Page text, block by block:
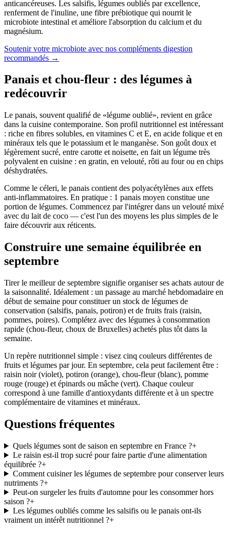
anticancéreuses. Les salsifis, légumes oubliés par excellence,
renferment de l'inuline, une fibre prébiotique qui nourrit le
microbiote intestinal et améliore l'absorption du calcium et du
magnésium.
Soutenir votre microbiote avec nos compléments digestion
recommandés →
Panais et chou-fleur : des légumes à
redécouvrir
Le panais, souvent qualifié de «légume oublié», revient en grâce
dans la cuisine contemporaine. Son profil nutritionnel est intéressant
: riche en fibres solubles, en vitamines C et E, en acide folique et en
minéraux tels que le potassium et le manganèse. Son goût doux et
légèrement sucré, entre carotte et noisette, en fait un légume très
polyvalent en cuisine : en gratin, en velouté, rôti au four ou en chips
déshydratées.
Comme le céleri, le panais contient des polyacétylènes aux effets
anti-inflammatoires. En pratique : 1 panais moyen constitue une
portion de légumes. Commencez par l'intégrer dans un velouté mixé
avec du lait de coco — c'est l'un des moyens les plus simples de le
faire découvrir aux réticents.
Construire une semaine équilibrée en
septembre
Tirer le meilleur de septembre signifie organiser ses achats autour de
la saisonnalité. Idéalement : un passage au marché hebdomadaire en
début de semaine pour constituer un stock de légumes de
conservation (salsifis, panais, potiron) et de fruits frais (raisin,
pommes, poires). Complétez avec des légumes à consommation
rapide (chou-fleur, choux de Bruxelles) achetés plus tôt dans la
semaine.
Un repère nutritionnel simple : visez cinq couleurs différentes de
fruits et légumes par jour. En septembre, cela peut facilement être :
raisin noir (violet), potiron (orange), chou-fleur (blanc), pomme
rouge (rouge) et épinards ou mâche (vert). Chaque couleur
correspond à une famille d'antioxydants différente et à un spectre
complémentaire de vitamines et minéraux.
Questions fréquentes
Quels légumes sont de saison en septembre en France ?+
Le raisin est-il trop sucré pour faire partie d'une alimentation
équilibrée ?+
Comment cuisiner les légumes de septembre pour conserver leurs
nutriments ?+
Peut-on surgeler les fruits d'automne pour les consommer hors
saison ?+
Les légumes oubliés comme les salsifis ou le panais ont-ils
vraiment un intérêt nutritionnel ?+